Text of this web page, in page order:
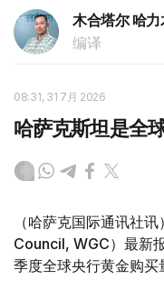
木合塔尔 哈力
编译
08:31, 31 7月 2026
哈萨克斯坦是全
（哈萨克国际通讯社
Council, WGC）最新
季度全球央行黄金购买